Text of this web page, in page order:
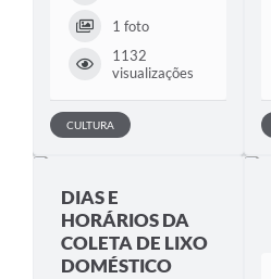
1 foto
1132
visualizações
CULTURA
DIAS E
HORÁRIOS DA
COLETA DE LIXO
DOMÉSTICO